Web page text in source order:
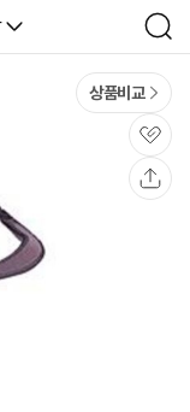
검
색
상품비교
관
심